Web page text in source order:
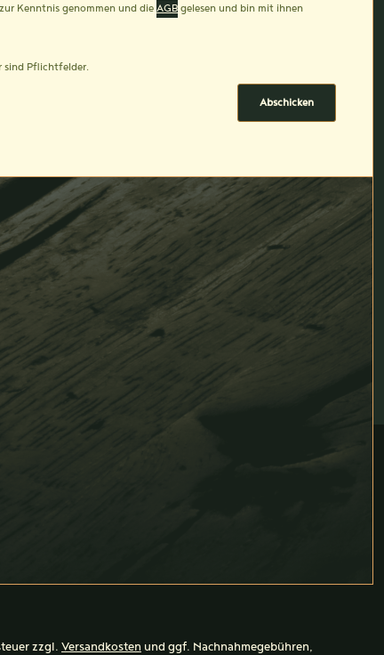
zur Kenntnis genommen und die AGB gelesen und bin mit ihnen
sind Pflichtfelder.
Abschicken
zzgl. Versandkosten und ggf. Nachnahmegebühren,